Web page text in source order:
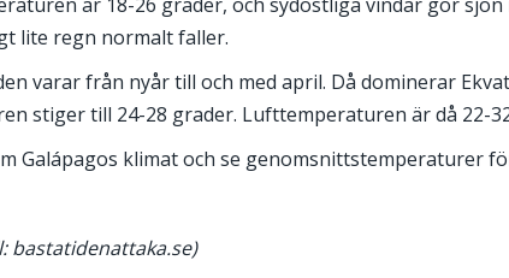
lite regn normalt faller.
varar från nyår till och med april. Då dominerar
stiger till 24-28 grader. Lufttemperaturen är då 22-
Galápagos klimat och se genomsnittstemperaturer
bastatidenattaka.se)